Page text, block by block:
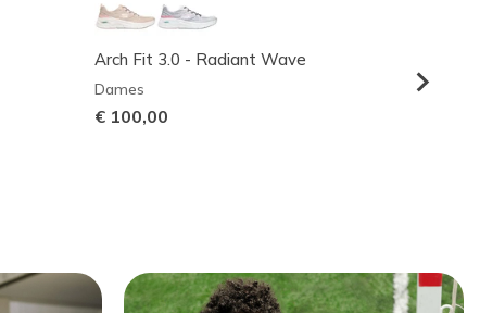
Arch Fit 3.0 - Radiant Wave
Dames
€ 100,00
Heren